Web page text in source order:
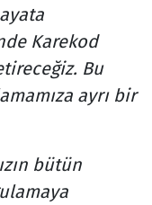
Karekod
Bu
ayrı bir
bütün